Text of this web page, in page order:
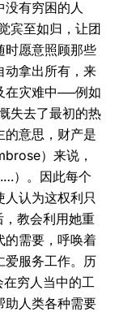
没有穷困的人
宾至如归，让团
时愿意照顾那些
动拿出所有，来
在灾难中──例如
失去了最初的热
的意思，财产是
）来说，
）。因此每个
人认为这权利只
教会利用她重
的需要，呼唤着
爱服务工作。历
穷人当中的工
助人类各种需要